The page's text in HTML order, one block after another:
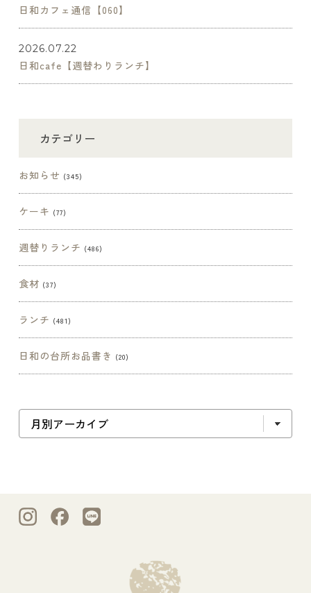
日和カフェ通信【060】
2026.07.22
日和cafe【週替わりランチ】
カテゴリー
お知らせ (345)
ケーキ (77)
週替りランチ (486)
食材 (37)
ランチ (481)
日和の台所お品書き (20)